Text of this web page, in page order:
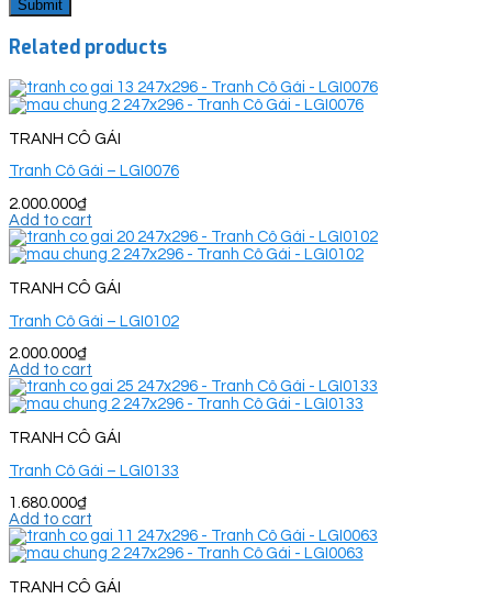
Related products
TRANH CÔ GÁI
Tranh Cô Gái – LGI0076
2.000.000₫
Add to cart
TRANH CÔ GÁI
Tranh Cô Gái – LGI0102
2.000.000₫
Add to cart
TRANH CÔ GÁI
Tranh Cô Gái – LGI0133
1.680.000₫
Add to cart
TRANH CÔ GÁI